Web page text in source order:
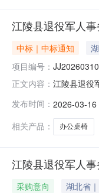
江陵县退役军人
中标｜中标通知
项目编号：
正文内容： 江陵县退役
421024-
发布时间： 2026-03-16
相关产品：
办公桌椅
江陵县退役军人
采购意向 湖北省